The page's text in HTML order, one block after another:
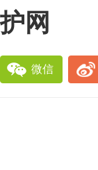
护网
微信